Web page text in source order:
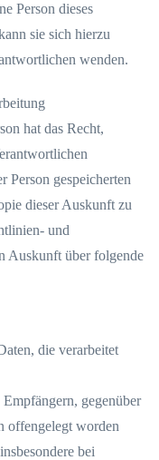
Person dieses
sie sich hierzu
wenden.
hat das Recht,
Person gespeicherten
dieser Auskunft zu
und
Auskunft über folgende
die verarbeitet
gegenüber
offengelegt worden
bei